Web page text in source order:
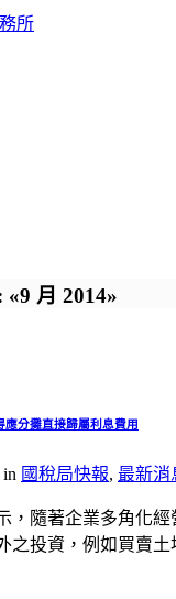
月 2014»
分攤直接歸屬利息費用
in 國稅局快報, 最新消
，隨著企業多角化
之投資，例如買賣